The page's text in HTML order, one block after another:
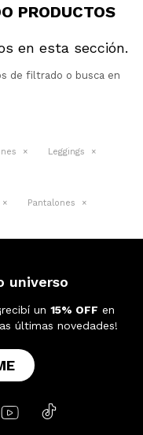
PRODUCTOS
en esta sección.
de filtrado o busca en
Leggings
Pantalones
universo
un 15% OFF en
últimas novedades!
 